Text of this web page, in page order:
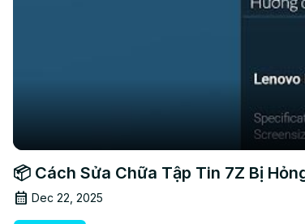
📦 Cách Sửa Chữa Tập Tin 7Z Bị
Dec 22, 2025